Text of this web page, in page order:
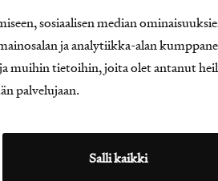
sosiaalisen median
ja analytiikka-alan
muihin tietoihin, joita olet antanut
palvelujaan.
Salli kaikki